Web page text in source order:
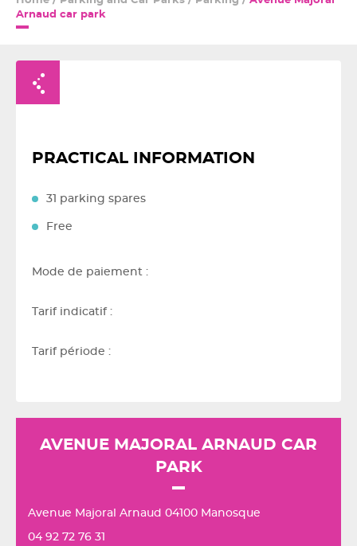
Arnaud car park
PRACTICAL INFORMATION
31 parking spares
Free
Mode de paiement :
Tarif indicatif :
Tarif période :
AVENUE MAJORAL ARNAUD CAR
PARK
Avenue Majoral Arnaud 04100 Manosque
04 92 72 76 31